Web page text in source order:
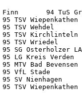
Finn       94 TuS
TSV
95 TSV Wehdel
TSV
TSV Wriedel
SG Osterholzer
LG Kreis
Bad
VfL Stade
SV Nienhagen
TSV